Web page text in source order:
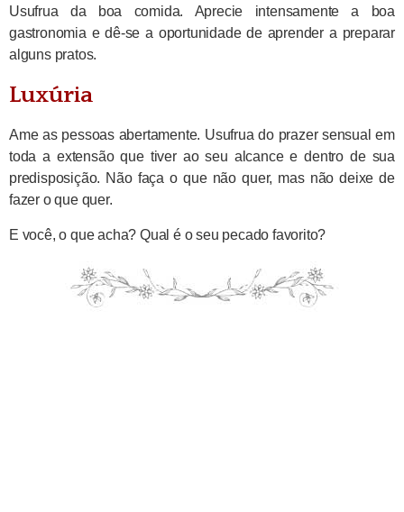
Usufrua da boa comida. Aprecie intensamente a boa
gastronomia e dê-se a oportunidade de aprender a preparar
alguns pratos.
Luxúria
Ame as pessoas abertamente. Usufrua do prazer sensual em
toda a extensão que tiver ao seu alcance e dentro de sua
predisposição. Não faça o que não quer, mas não deixe de
fazer o que quer.
E você, o que acha? Qual é o seu pecado favorito?